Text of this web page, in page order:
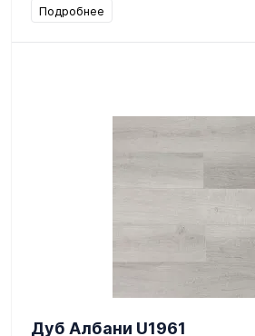
Подробнее
Дуб Албани U1961